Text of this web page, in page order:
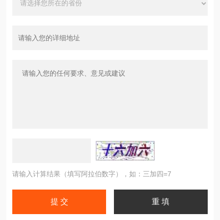
请输入计算结果（填写阿拉伯数字），如：三加四=7